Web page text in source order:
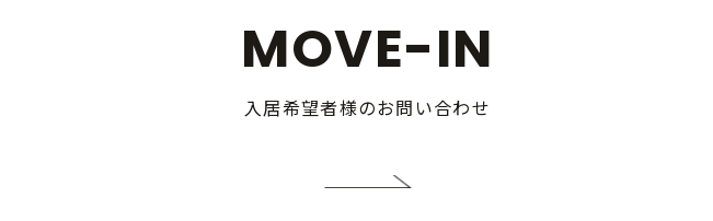
MOVE-IN
入居希望者様のお問い合わせ